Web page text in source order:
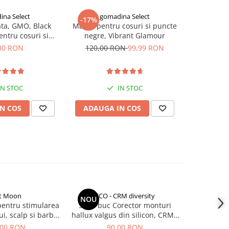
Select
GMO, Black
cosuri si
negre
RON
STOC
COS
-17% gomadina Select
Masca pentru cosuri si puncte
negre, Vibrant Glamour
120,00 RON99,99 RON
IN STOC
ADAUGA IN COS
Moon
stimularea
scalp si barba,
Roller
NOUCCO - CRM diversity
Set 2 buc Corector monturi
hallux valgus din silicon, CRM,
separator degete picior,